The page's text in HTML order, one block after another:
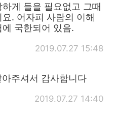
게 들을 필요없고 그때
. 어자피 사람의 이해
국한되어 있음.
2019.07.27 15:48
주셔서 감사합니다
2019.07.27 14:40